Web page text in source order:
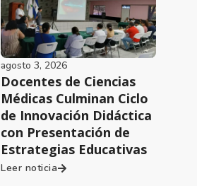
agosto 3, 2026
Docentes de Ciencias
Médicas Culminan Ciclo
de Innovación Didáctica
con Presentación de
Estrategias Educativas
Leer noticia